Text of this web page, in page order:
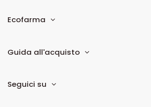
Ecofarma
Guida all'acquisto
Seguici su